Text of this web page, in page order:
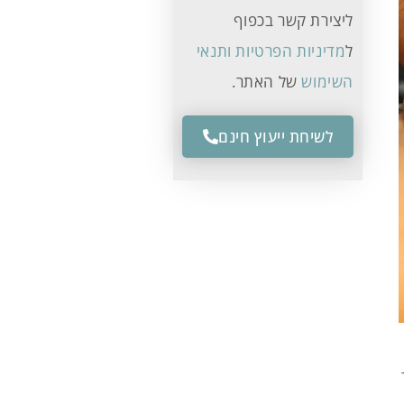
ליצירת קשר בכפוף
למדיניות הפרטיות ותנאי
השימוששל האתר.
לשיחת ייעוץ חינם